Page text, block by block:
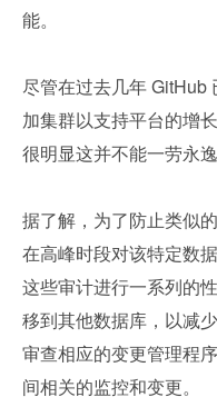
能。
尽管在过去几年 GitHub
加集群以支持平台的增
很明显这并不能一劳永逸
据了解，为了防止类似
在高峰时段对该特定数
这些审计进行一系列的
移到其他数据库，以减
审查相应的变更管理程
间相关的监控和变更。